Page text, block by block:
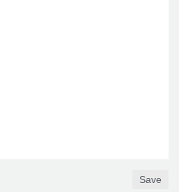
Save